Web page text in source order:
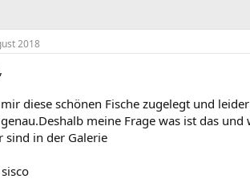
2018
diese schönen Fische zugelegt und
meine Frage was ist das und
sind in der Galerie